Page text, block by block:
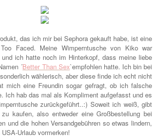
das ich mir bei Sephora gekauft habe, ist eine
Faced. Meine Wimperntusche von Kiko war
und ich hatte noch im Hinterkopf, dass meine liebe
´Better Than Sex`empfohlen hatte. Ich bin bei
wählerisch, aber diese finde ich echt nicht
mich eine Freundin sogar gefragt, ob ich falsche
Ich hab das mal als Kompliment aufgefasst und es
zurückgeführt..:) Soweit ich weiß, gibt
kaufen, also entweder eine Großbestellung bei
und die hohen Versandgebühren so etwas lindern,
Urlaub vormerken!